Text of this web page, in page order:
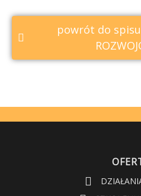
powrót do spisu